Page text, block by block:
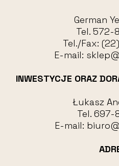
German
Tel. 572-
Tel./Fax:
E-mail:
INWESTYCJE ORAZ
Łukasz
Tel. 697-
E-mail: